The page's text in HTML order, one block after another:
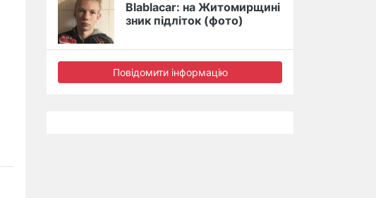
Blablacar: на Житомирщині
зник підліток (фото)
Повідомити інформацію